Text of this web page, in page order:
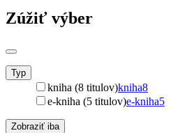
Zúžiť výber
Typ
kniha (8 titulov)kniha8
e-kniha (5 titulov)e-kniha5
Zobraziť iba